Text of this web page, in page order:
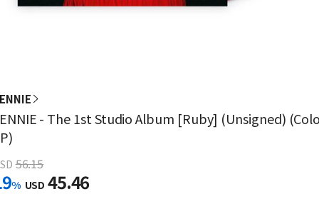
- The 1st Studio Album [Ruby] (Unsigned)
56.15
% USD 45.46